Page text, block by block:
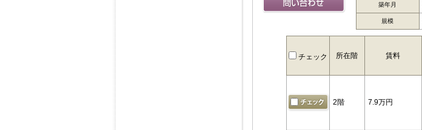
築年月
規模
チェック 所在階 賃料
2階 7.9万円